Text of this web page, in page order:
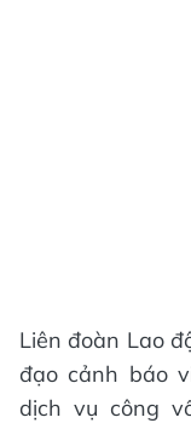
Liên đoàn Lao
đạo cảnh báo
dịch vụ công